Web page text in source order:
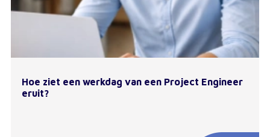
Hoe ziet een werkdag van een Project Engineer
eruit?